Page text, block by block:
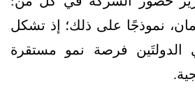
نموذجًا على ذلك؛ إذ تشكل
فرصة نمو مستقرة